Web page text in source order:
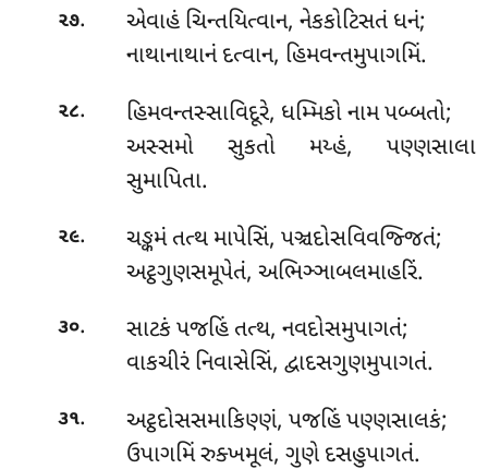
૨૭. એવાહં ચિન્તયિત્વાન, નેકકોટિસતં ધનં;
નાથાનાથાનં દત્વાન, હિમવન્તમુપાગમિં.
૨૮.
હિમવન્તસ્સાવિદૂરે, ધમ્મિકો નામ પબ્બતો;
અસ્સમો સુકતો મય્હં, પણ્ણસાલા
સુમાપિતા.
૨૯.
ચઙ્કમં તત્થ માપેસિં, પઞ્ચદોસવિવજ્જિતં;
અટ્ઠગુણસમૂપેતં, અભિઞ્ઞાબલમાહરિં.
૩૦.
સાટકં પજહિં તત્થ, નવદોસમુપાગતં;
વાકચીરં નિવાસેસિં, દ્વાદસગુણમુપાગતં.
૩૧. અટ્ઠદોસસમાકિણ્ણં, પજહિં પણ્ણસાલકં;
ઉપાગમિં રુક્ખમૂલં, ગુણે દસહુપાગતં.